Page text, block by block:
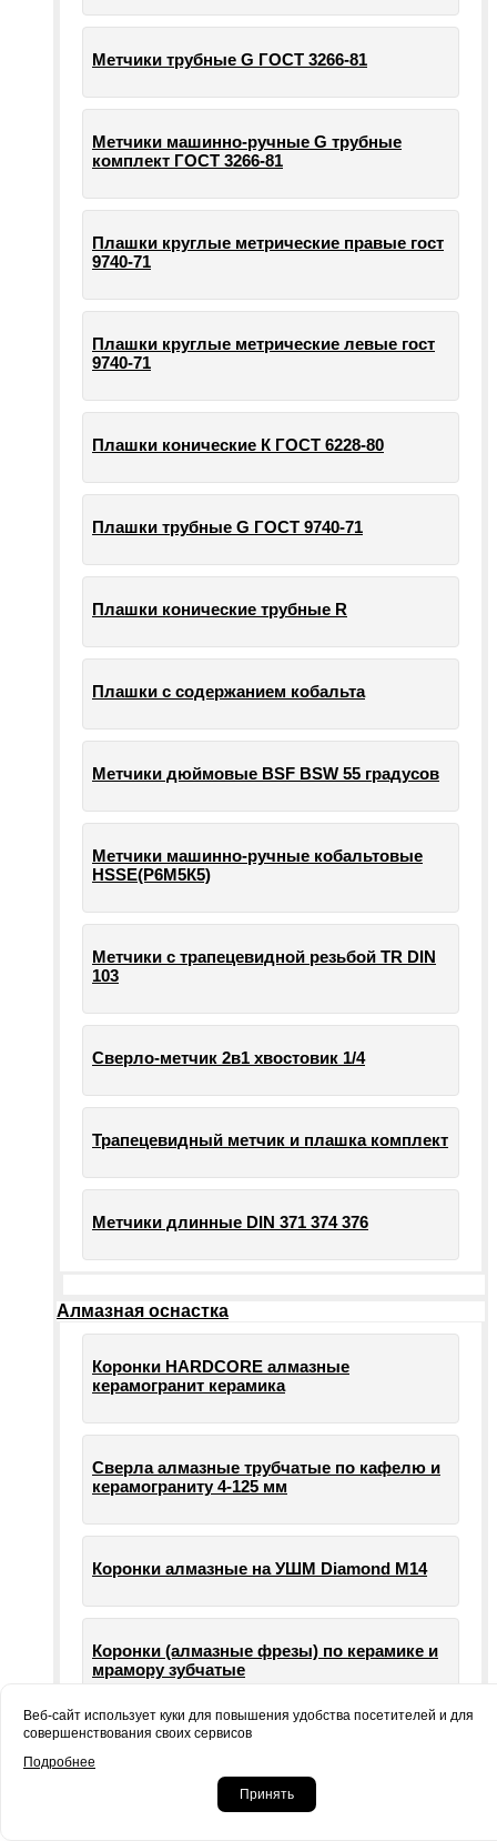
Метчики трубные G ГОСТ 3266-81
Метчики машинно-ручные G трубные
комплект ГОСТ 3266-81
Плашки круглые метрические правые гост
9740-71
Плашки круглые метрические левые гост
9740-71
Плашки конические К ГОСТ 6228-80
Плашки трубные G ГОСТ 9740-71
Плашки конические трубные R
Плашки с содержанием кобальта
Метчики дюймовые BSF BSW 55 градусов
Метчики машинно-ручные кобальтовые
HSSE(Р6М5К5)
Метчики с трапецевидной резьбой TR DIN
103
Сверло-метчик 2в1 хвостовик 1/4
Трапецевидный метчик и плашка комплект
Метчики длинные DIN 371 374 376
Алмазная оснастка
Коронки HARDCORE алмазные
керамогранит керамика
Сверла алмазные трубчатые по кафелю и
керамограниту 4-125 мм
Коронки алмазные на УШМ Diamond М14
Коронки (алмазные фрезы) по керамике и
мрамору зубчатые
машин УШМ болгарки
Веб-сайт использует куки для повышения удобства посетителей и для
совершенствования своих сервисов
Подробнее
Принять